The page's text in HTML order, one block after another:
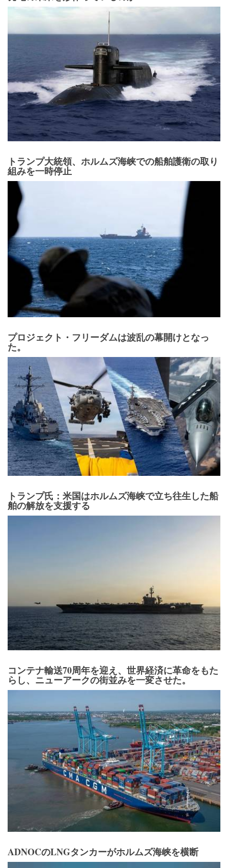
トランプ大統領、ホルムズ海峡での船舶護衛の取り
組みを一時停止
プロジェクト・フリーダムは波乱の幕開けとなっ
た。
トランプ氏：米国はホルムズ海峡で立ち往生した船
舶の解放を支援する
コンテナ輸送70周年を迎え、世界経済に革命をもた
らし、ニューアークの街並みを一変させた。
ADNOCのLNGタンカーがホルムズ海峡を横断